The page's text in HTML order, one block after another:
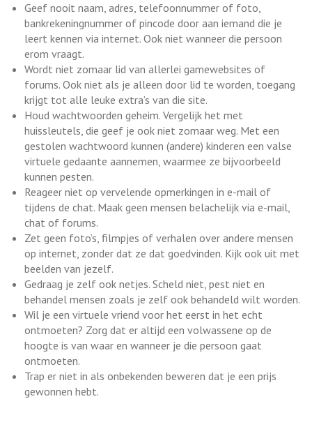
Geef nooit naam, adres, telefoonnummer of foto,
bankrekeningnummer of pincode door aan iemand die je
leert kennen via internet. Ook niet wanneer die persoon
erom vraagt.
Wordt niet zomaar lid van allerlei gamewebsites of
forums. Ook niet als je alleen door lid te worden, toegang
krijgt tot alle leuke extra’s van die site.
Houd wachtwoorden geheim. Vergelijk het met
huissleutels, die geef je ook niet zomaar weg. Met een
gestolen wachtwoord kunnen (andere) kinderen een valse
virtuele gedaante aannemen, waarmee ze bijvoorbeeld
kunnen pesten.
Reageer niet op vervelende opmerkingen in e-mail of
tijdens de chat. Maak geen mensen belachelijk via e-mail,
chat of forums.
Zet geen foto’s, filmpjes of verhalen over andere mensen
op internet, zonder dat ze dat goedvinden. Kijk ook uit met
beelden van jezelf.
Gedraag je zelf ook netjes. Scheld niet, pest niet en
behandel mensen zoals je zelf ook behandeld wilt worden.
Wil je een virtuele vriend voor het eerst in het echt
ontmoeten? Zorg dat er altijd een volwassene op de
hoogte is van waar en wanneer je die persoon gaat
ontmoeten.
Trap er niet in als onbekenden beweren dat je een prijs
gewonnen hebt.